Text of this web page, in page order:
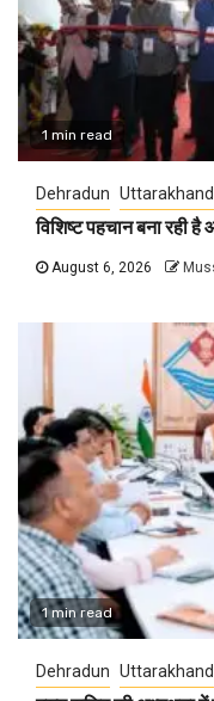
1 min read
Dehradun Uttarakhand
विशिष्ट पहचान बना रही
August 6, 2026
1 min read
Dehradun Uttarakhand